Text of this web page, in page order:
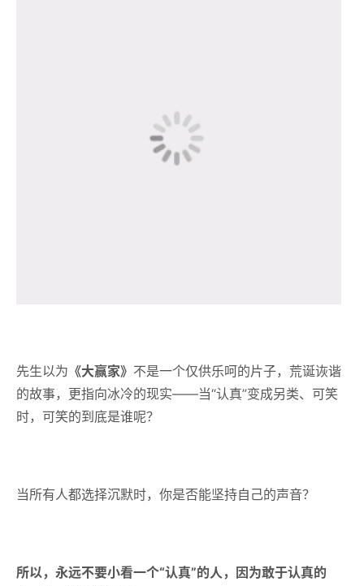
先生以为 《大赢家》 不是一个仅供乐呵的片子，荒诞诙谐
的故事，更指向冰冷的现实——当“认真”变成另类、可笑
时，可笑的到底是谁呢？
当所有人都选择沉默时，你是否能坚持自己的声音？
所以，永远不要小看一个“认真”的人，因为敢于认真的